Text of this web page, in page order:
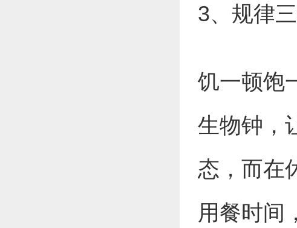
3、规律
饥一顿饱
生物钟，
态，而在
用餐时间